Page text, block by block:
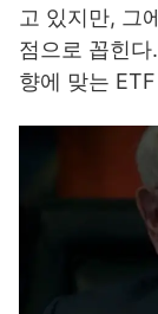
고 있지만, 그
점으로 꼽힌
향에 맞는